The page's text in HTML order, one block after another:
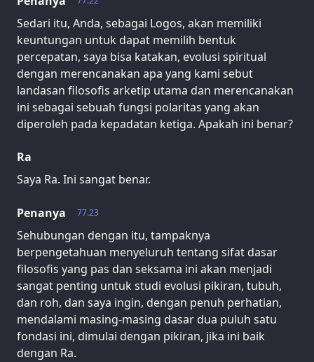
Sedari itu, Anda, sebagai Logos, akan memiliki
keuntungan untuk dapat memilih bentuk
percepatan, saya bisa katakan, evolusi spiritual
dengan merencanakan apa yang kami sebut
landasan filosofis arketip utama dan merencanakan
ini sebagai sebuah fungsi polaritas yang akan
diperoleh pada kepadatan ketiga. Apakah ini benar?
Ra
Saya Ra. Ini sangat benar.
77.23
Penanya
Sehubungan dengan itu, tampaknya
berpengetahuan menyeluruh tentang sifat dasar
filosofis yang pas dan seksama ini akan menjadi
sangat penting untuk studi evolusi pikiran, tubuh,
dan roh, dan saya ingin, dengan penuh perhatian,
mendalami masing-masing dasar dua puluh satu
fondasi ini, dimulai dengan pikiran, jika ini baik
dengan Ra.